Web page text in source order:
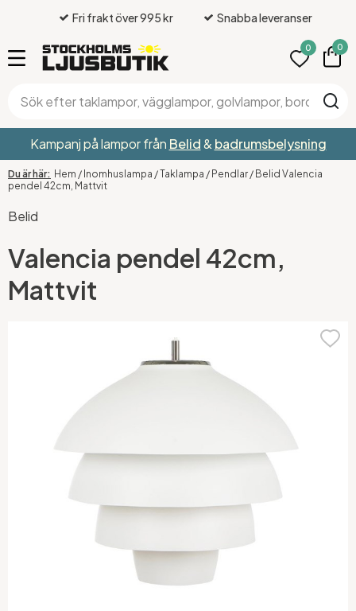
Fri frakt över 995 kr Snabba leveranser
0 0
Kampanj på lampor från Belid& badrumsbelysning
Hem / Inomhuslampa /Taklampa / Pendlar / Belid Valencia
pendel 42cm, Mattvit
Belid
Valencia pendel 42cm,
Mattvit